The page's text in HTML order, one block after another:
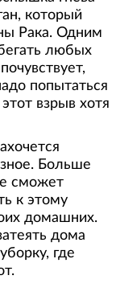
который
Рака. Одним
любых
попытаться
взрыв хотя
Больше
сможет
к этому
домашних.
дома
где